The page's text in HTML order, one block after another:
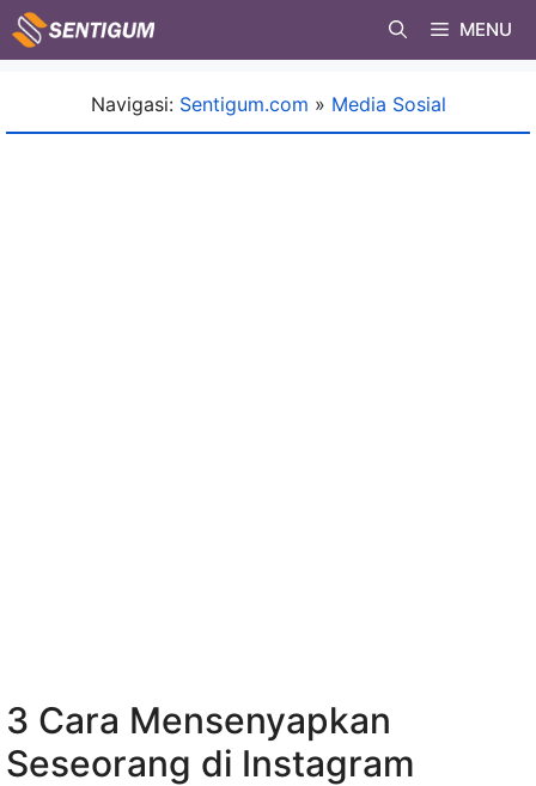
Skip
to
MENU
Navigasi: Sentigum.com » Media Sosial
3 Cara Mensenyapkan
Seseorang di Instagram